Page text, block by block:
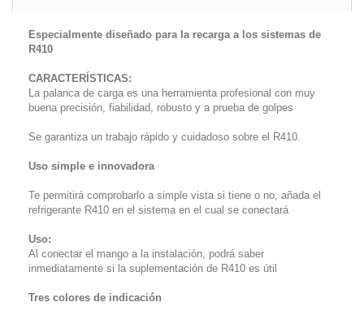
Especialmente diseñado para la recarga a los sistemas de
R410
CARACTERÍSTICAS:
La palanca de carga es una herramienta profesional con muy
buena precisión, fiabilidad, robusto y a prueba de golpes
Se garantiza un trabajo rápido y cuidadoso sobre el R410.
Uso simple e innovadora
Te permitirá comprobarlo a simple vista si tiene o no, añada el
refrigerante R410 en el sistema en el cual se conectará
Uso:
Al conectar el mango a la instalación, podrá saber
inmediatamente si la suplementación de R410 es útil
Tres colores de indicación